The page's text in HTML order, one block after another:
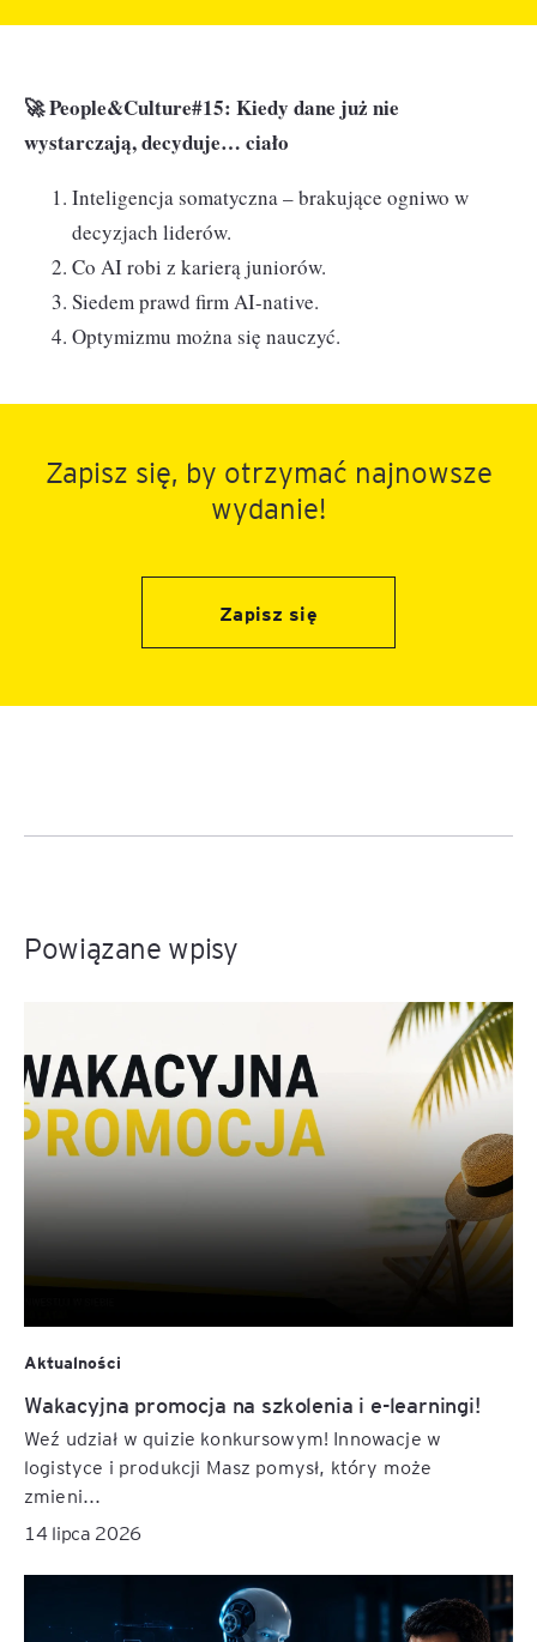
🚀 People&Culture#15: Kiedy dane już nie
wystarczają, decyduje… ciało
Inteligencja somatyczna – brakujące ogniwo w
decyzjach liderów.
Co AI robi z karierą juniorów.
Siedem prawd firm AI-native.
Optymizmu można się nauczyć.
Zapisz się, by otrzymać najnowsze
wydanie!
Zapisz się
Powiązane wpisy
Aktualności
Wakacyjna promocja na szkolenia i e-learningi!
Weź udział w quizie konkursowym! Innowacje w
logistyce i produkcji Masz pomysł, który może
zmieni...
14 lipca 2026